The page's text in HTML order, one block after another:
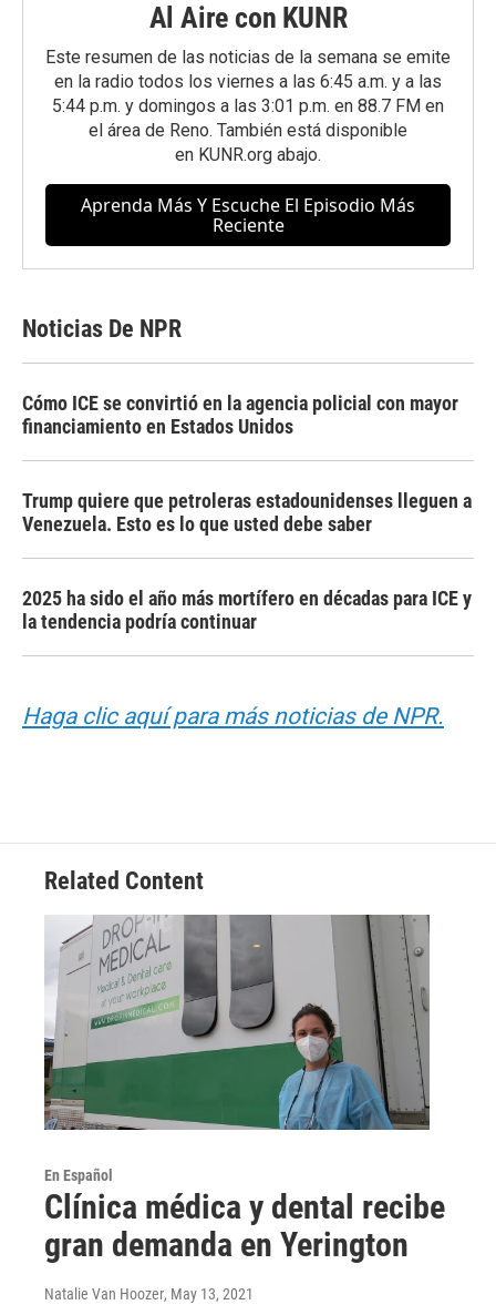
Al Aire con KUNR
Este resumen de las noticias de la semana se emite
en la radio todos los viernes a las 6:45 a.m. y a las
5:44 p.m. y domingos a las 3:01 p.m. en 88.7 FM en
el área de Reno. También está disponible
en KUNR.org abajo.
Aprenda Más Y Escuche El Episodio Más
Reciente
Noticias De NPR
Cómo ICE se convirtió en la agencia policial con mayor
financiamiento en Estados Unidos
Trump quiere que petroleras estadounidenses lleguen a
Venezuela. Esto es lo que usted debe saber
2025 ha sido el año más mortífero en décadas para ICE y
la tendencia podría continuar
Haga clic aquí para más noticias de NPR.
Related Content
En Español
Clínica médica y dental recibe
gran demanda en Yerington
Natalie Van Hoozer, May 13, 2021